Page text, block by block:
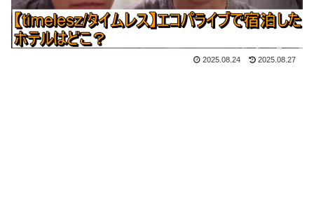
2025.08.24 2025.08.27